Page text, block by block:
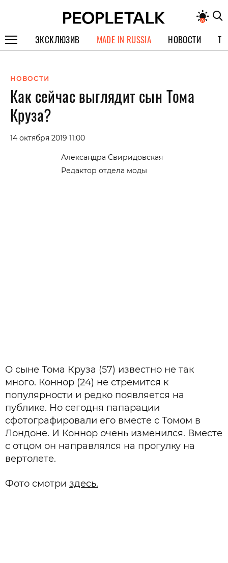
ЭКСКЛЮЗИВ
СПЕЦПРОЕКТЫ
ИНТЕРВЬЮ
ПОКОЛЕНИЕ
MADE IN RUSSIA НОВОСТИ
НОВОСТИ
Как сейчас выглядит сын Тома
Круза?
14 октября 2019 11:00
Александра Свиридовская
Редактор отдела моды
О сыне Тома Круза (57) известно не так
много. Коннор (24) не стремится к
популярности и редко появляется на
публике. Но сегодня папарации
сфотографировали его вместе с Томом в
Лондоне. И Коннор очень изменился. Вместе
с отцом он направлялся на прогулку на
вертолете.
Фото смотри здесь.